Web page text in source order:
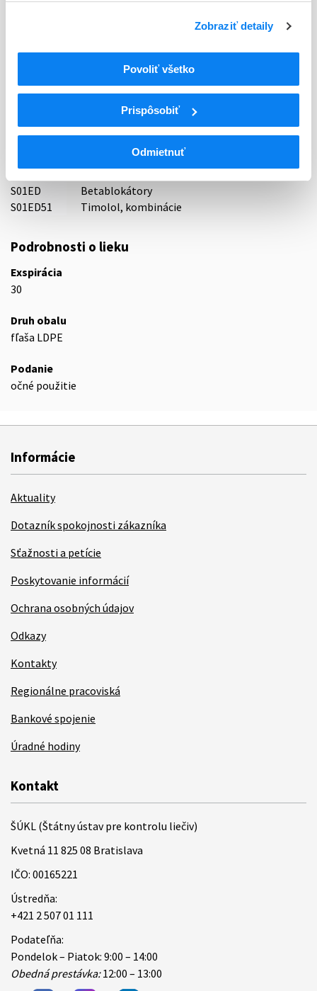
Zobraziť detaily
Povoliť všetko
Prispôsobiť
Odmietnuť
64 - OPHTHALMOLOGICA
ATC
Oftalmologiká
S01ED
Betablokátory
S01ED51
Timolol, kombinácie
Podrobnosti o lieku
Exspirácia
30
Druh obalu
fľaša LDPE
Podanie
očné použitie
Informácie
Aktuality
Dotazník spokojnosti zákazníka
Sťažnosti a petície
Poskytovanie informácií
Ochrana osobných údajov
Odkazy
Kontakty
Regionálne pracoviská
Bankové spojenie
Úradné hodiny
Kontakt
ŠÚKL (Štátny ústav pre kontrolu liečiv)
Kvetná 11 825 08 Bratislava
IČO: 00165221
Ústredňa:
+421 2 507 01 111
Podateľňa:
Pondelok – Piatok: 9:00 – 14:00
Obedná prestávka:12:00 – 13:00